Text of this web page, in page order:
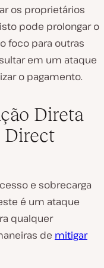
os proprietários
pode prolongar o
foco para outras
em um ataque
o pagamento.
Direta
Direct
e sobrecarga
é um ataque
qualquer
de mitigar